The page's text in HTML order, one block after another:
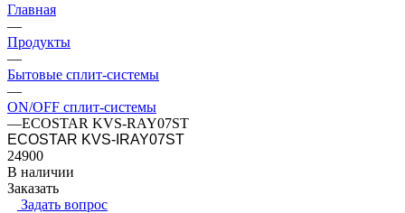
Главная
—
Продукты
—
Бытовые сплит-системы
—
ON/OFF сплит-системы
—ECOSTAR KVS-RAY07ST
ECOSTAR KVS-IRAY07ST
24900
В наличии
Заказать
Задать вопрос